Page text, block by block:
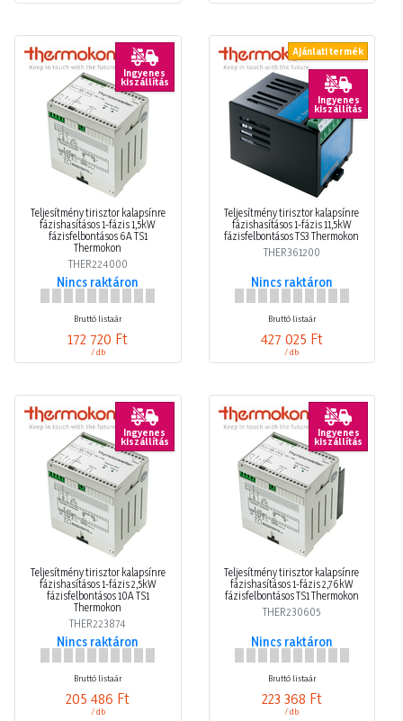
Ingyenes
kiszállítás
Teljesítmény tirisztor kalapsínre
fázishasításos 1-fázis 1,5kW
fázisfelbontásos 6A TS1
Thermokon
THER224000
Nincs raktáron
Bruttó listaár
172 720 Ft
/ db
Ajánlati termék
Ingyenes
kiszállítás
Teljesítmény tirisztor kalapsínre
fázishasításos 1-fázis 11,5kW
fázisfelbontásos TS3 Thermokon
THER361200
Nincs raktáron
Bruttó listaár
427 025 Ft
/ db
Ingyenes
kiszállítás
Teljesítmény tirisztor kalapsínre
fázishasításos 1-fázis 2,5kW
fázisfelbontásos 10A TS1
Thermokon
THER223874
Nincs raktáron
Bruttó listaár
205 486 Ft
/ db
Ingyenes
kiszállítás
Teljesítmény tirisztor kalapsínre
fázishasításos 1-fázis 2,76kW
fázisfelbontásos TS1 Thermokon
THER230605
Nincs raktáron
Bruttó listaár
223 368 Ft
/ db